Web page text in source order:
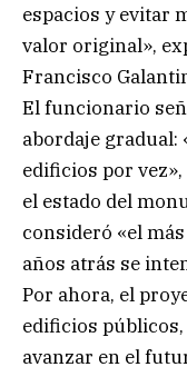
espacios y evitar
valor original»,
Francisco
El funcionario
abordaje gradual:
edificios por
el estado del
consideró «el
años atrás se
Por ahora, el
edificios
avanzar en el